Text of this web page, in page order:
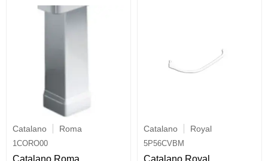
Catalano Roma
1CORO00
Catalano Roma
Catalano Royal
5P56CVBM